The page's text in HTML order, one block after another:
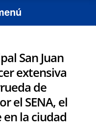
San Juan
extensiva
de
el SENA, el
la ciudad